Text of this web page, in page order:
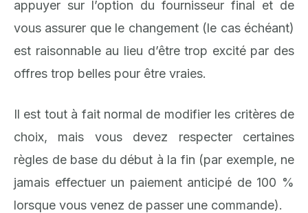
appuyer sur l’option du fournisseur final et de
vous assurer que le changement (le cas échéant)
est raisonnable au lieu d’être trop excité par des
offres trop belles pour être vraies.
Il est tout à fait normal de modifier les critères de
choix, mais vous devez respecter certaines
règles de base du début à la fin (par exemple, ne
jamais effectuer un paiement anticipé de 100 %
lorsque vous venez de passer une commande).